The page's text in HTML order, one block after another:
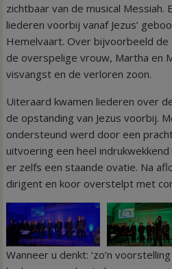
zichtbaar van de musical Messiah.
liederen voorbij vanaf Jezus’
Hemelvaart. Over bijvoorbeeld de
de overspelige vrouw, Martha en
visvangst en de verloren zoon.
Uiteraard kwamen liederen over
de opstanding van Jezus voorbij.
ondersteund werd door een
uitvoering een heel
er zelfs een staande ovatie. Na
dirigent en koor overstelpt met
Wanneer u denkt: ‘zo’n